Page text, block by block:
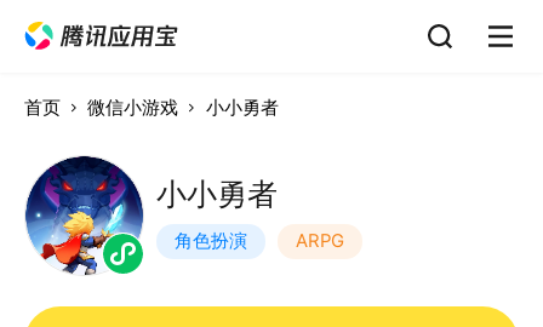
首页 微信小游戏 小小勇者
小小勇者
角色扮演 ARPG